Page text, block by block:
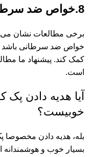
8.خواص ضد سرطانی
برخی مطالعات نشان
خواص ضد سرطانی باشد
کمک کند. پیشنهاد ما
است.
آیا هدیه دادن پک
خوبیست؟
بله، هدیه دادن مخصوصا
بسیار خوب و